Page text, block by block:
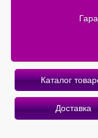
Каталог
Доставка